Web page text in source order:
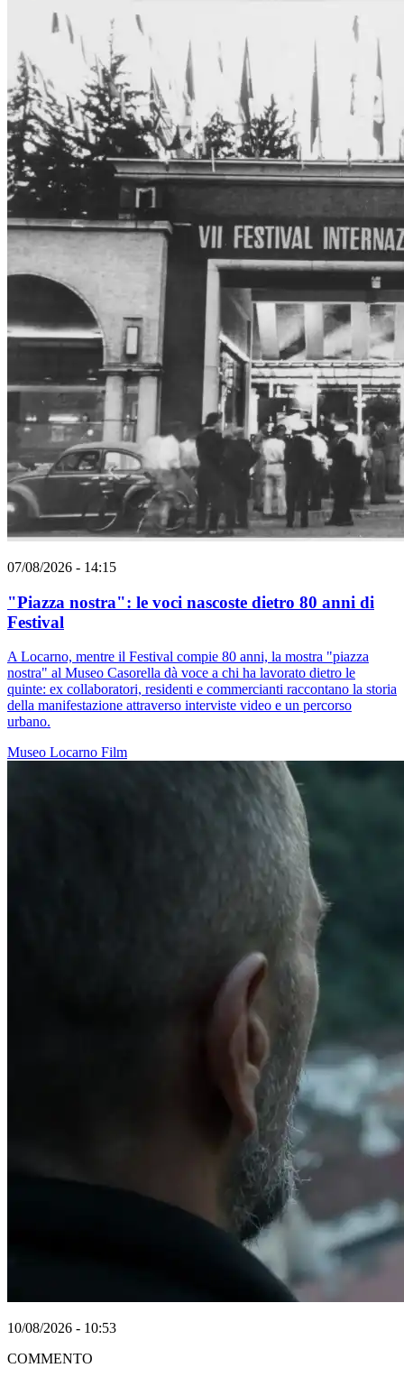
07/08/2026 - 14:15
"Piazza nostra": le voci nascoste dietro 80 anni di
Festival
A Locarno, mentre il Festival compie 80 anni, la mostra "piazza
nostra" al Museo Casorella dà voce a chi ha lavorato dietro le
quinte: ex collaboratori, residenti e commercianti raccontano la storia
della manifestazione attraverso interviste video e un percorso
urbano.
Museo Locarno Film
10/08/2026 - 10:53
COMMENTO